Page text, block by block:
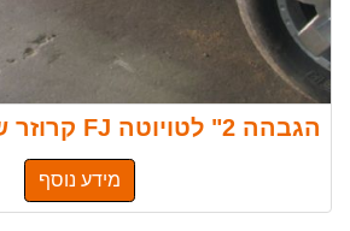
הגבהה 2" לטויוטה FJ קרוזר של OLD MAN
מידע נוסף